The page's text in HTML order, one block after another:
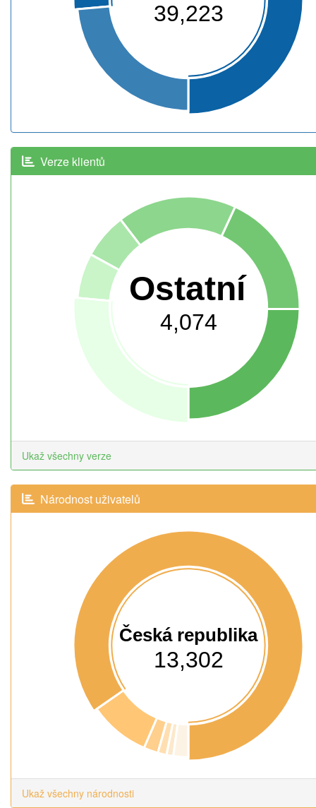
39,223
Verze klientů
Ostatní
4,074
Ukaž všechny verze
Národnost uživatelů
Česká republika
13,302
Ukaž všechny národnosti